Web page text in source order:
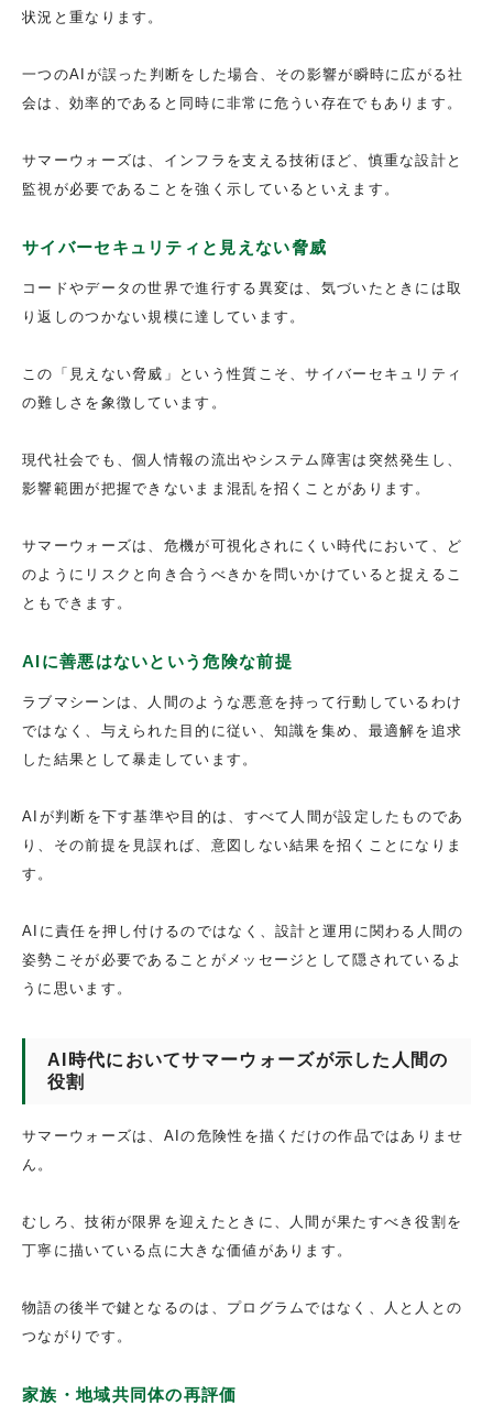
状況と重なります。
一つのAIが誤った判断をした場合、その影響が瞬時に広がる社
会は、効率的であると同時に非常に危うい存在でもあります。
サマーウォーズは、インフラを支える技術ほど、慎重な設計と
監視が必要であることを強く示しているといえます。
サイバーセキュリティと見えない脅威
コードやデータの世界で進行する異変は、気づいたときには取
り返しのつかない規模に達しています。
この「見えない脅威」という性質こそ、サイバーセキュリティ
の難しさを象徴しています。
現代社会でも、個人情報の流出やシステム障害は突然発生し、
影響範囲が把握できないまま混乱を招くことがあります。
サマーウォーズは、危機が可視化されにくい時代において、ど
のようにリスクと向き合うべきかを問いかけていると捉えるこ
ともできます。
AIに善悪はないという危険な前提
ラブマシーンは、人間のような悪意を持って行動しているわけ
ではなく、与えられた目的に従い、知識を集め、最適解を追求
した結果として暴走しています。
AIが判断を下す基準や目的は、すべて人間が設定したものであ
り、その前提を見誤れば、意図しない結果を招くことになりま
す。
AIに責任を押し付けるのではなく、設計と運用に関わる人間の
姿勢こそが必要であることがメッセージとして隠されているよ
うに思います。
AI時代においてサマーウォーズが示した人間の
役割
サマーウォーズは、AIの危険性を描くだけの作品ではありませ
ん。
むしろ、技術が限界を迎えたときに、人間が果たすべき役割を
丁寧に描いている点に大きな価値があります。
物語の後半で鍵となるのは、プログラムではなく、人と人との
つながりです。
家族・地域共同体の再評価